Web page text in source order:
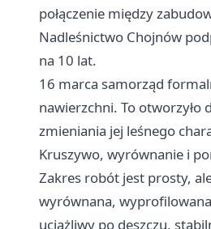
połączenie między
Nadleśnictwo Chojnów
na 10 lat.
16 marca samorząd
nawierzchni. To
zmieniania jej leśnego
Kruszywo, wyrównanie i
Zakres robót jest prosty,
wyrównana,
uciążliwy po deszczu,